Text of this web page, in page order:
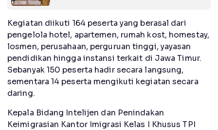
Kegiatan diikuti 164 peserta yang berasal dari
pengelola hotel, apartemen, rumah kost, homestay,
losmen, perusahaan, perguruan tinggi, yayasan
pendidikan hingga instansi terkait di Jawa Timur.
Sebanyak 150 peserta hadir secara langsung,
sementara 14 peserta mengikuti kegiatan secara
daring.
Kepala Bidang Intelijen dan Penindakan
Keimigrasian Kantor Imigrasi Kelas I Khusus TPI